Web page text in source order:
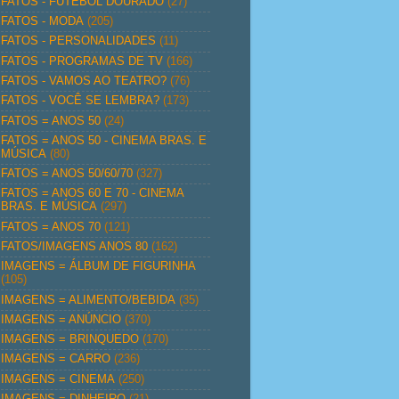
FATOS - MODA (205)
FATOS - PERSONALIDADES (11)
FATOS - PROGRAMAS DE TV (166)
FATOS - VAMOS AO TEATRO? (76)
FATOS - VOCÊ SE LEMBRA? (173)
FATOS = ANOS 50 (24)
FATOS = ANOS 50 - CINEMA BRAS. E
MÚSICA (80)
FATOS = ANOS 50/60/70 (327)
FATOS = ANOS 60 E 70 - CINEMA
BRAS. E MÚSICA (297)
FATOS = ANOS 70 (121)
FATOS/IMAGENS ANOS 80 (162)
IMAGENS = ÁLBUM DE FIGURINHA
(105)
IMAGENS = ALIMENTO/BEBIDA (35)
IMAGENS = ANÚNCIO (370)
IMAGENS = BRINQUEDO (170)
IMAGENS = CARRO (236)
IMAGENS = CINEMA (250)